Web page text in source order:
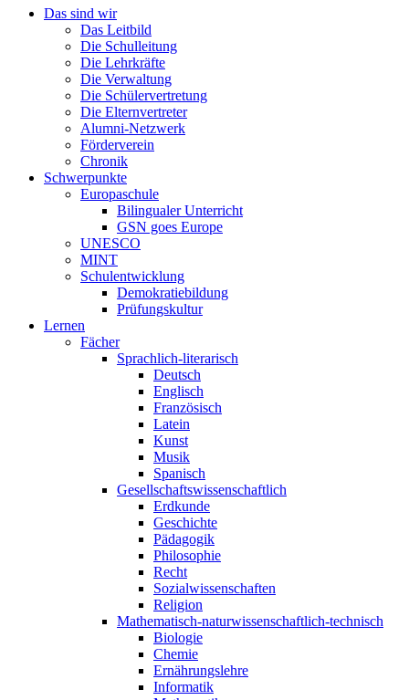
Das sind wir
Das Leitbild
Die Schulleitung
Die Lehrkräfte
Die Verwaltung
Die Schülervertretung
Die Elternvertreter
Alumni-Netzwerk
Förderverein
Chronik
Schwerpunkte
Europaschule
Bilingualer Unterricht
GSN goes Europe
UNESCO
MINT
Schulentwicklung
Demokratiebildung
Prüfungskultur
Lernen
Fächer
Sprachlich-literarisch
Deutsch
Englisch
Französisch
Latein
Kunst
Musik
Spanisch
Gesellschaftswissenschaftlich
Erdkunde
Geschichte
Pädagogik
Philosophie
Recht
Sozialwissenschaften
Religion
Mathematisch-naturwissenschaftlich-technisch
Biologie
Chemie
Ernährungslehre
Informatik